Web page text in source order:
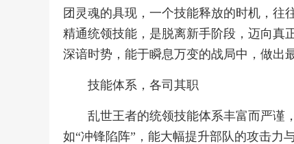
团灵魂的具现，一个技能释放的时机，往
精通统领技能，是脱离新手阶段，迈向真
深谙时势，能于瞬息万变的战局中，做出
技能体系，各司其职
乱世王者的统领技能体系丰富而严谨
如“冲锋陷阵”，能大幅提升部队的攻击力